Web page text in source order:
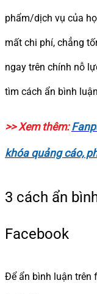
phẩm/dịch vụ của
mất chi phí, chẳng
ngay trên chính nỗ
tìm cách ẩn bình
>> Xem thêm:
khóa quảng cáo,
3 cách ẩn
Facebook
Để ẩn bình luận trên